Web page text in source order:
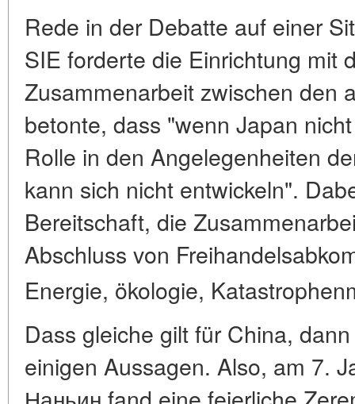
Rede in der Debatte auf einer
SIE forderte die Einrichtung mit
Zusammenarbeit zwischen den
betonte, dass "wenn Japan
Rolle in den Angelegenheiten
kann sich nicht entwickeln".
Bereitschaft, die
Abschluss von
Energie, ökologie,
Dass gleiche gilt für China,
einigen Aussagen. Also, am 7.